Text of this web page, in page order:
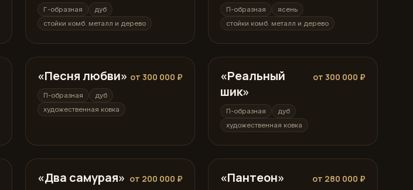
Г-образная
дуб
стойки комб. металл и дерево
П-образная
ясень
стойки комб. металл и дерево
П-образная
«Песня любви» от 300 000 ₽
П-образная
дуб
художественная ковка
П-образная
«Реальный
шик»
от 300 000 ₽
П-образная
дуб
художественная ковка
П-образная
«Два самурая» от 200 000 ₽ П-образная
«Пантеон» от 280 000 ₽